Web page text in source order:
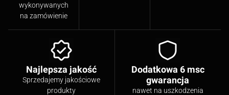
wykonywanych
na zamówienie
Najlepsza jakość
Sprzedajemy jakościowe
produkty
Dodatkowa 6 msc
gwarancja
nawet na uszkodzenia